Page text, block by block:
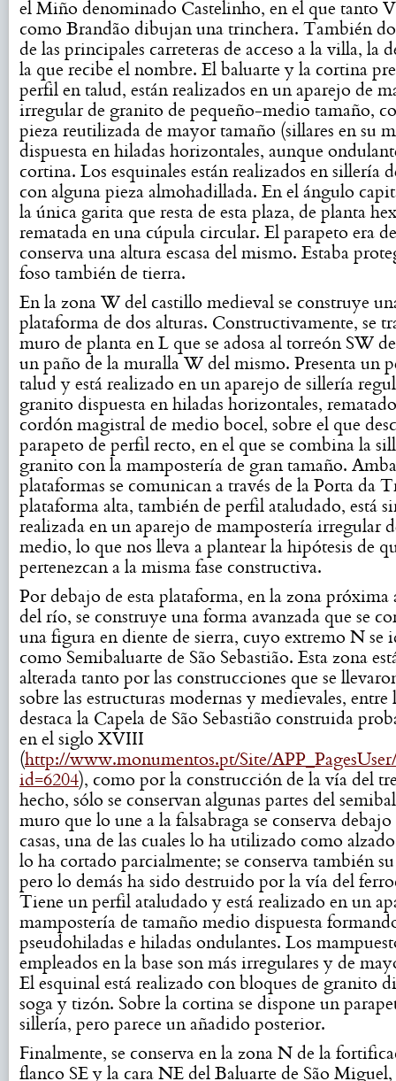
el Miño denominado Castelinho, en el que tanto
como Brandão dibujan una trinchera. También
de las principales carreteras de acceso a la villa, la
la que recibe el nombre. El baluarte y la cortina
perfil en talud, están realizados en un aparejo de
irregular de granito de pequeño-medio tamaño,
pieza reutilizada de mayor tamaño (sillares en su
dispuesta en hiladas horizontales, aunque
cortina. Los esquinales están realizados en sillería
con alguna pieza almohadillada. En el ángulo
la única garita que resta de esta plaza, de planta
rematada en una cúpula circular. El parapeto era
conserva una altura escasa del mismo. Estaba
foso también de tierra.
En la zona W del castillo medieval se construye
plataforma de dos alturas. Constructivamente, se
muro de planta en L que se adosa al torreón SW
un paño de la muralla W del mismo. Presenta un
talud y está realizado en un aparejo de sillería
granito dispuesta en hiladas horizontales,
cordón magistral de medio bocel, sobre el que
parapeto de perfil recto, en el que se combina la
granito con la mampostería de gran tamaño.
plataformas se comunican a través de la Porta da
plataforma alta, también de perfil ataludado, está
realizada en un aparejo de mampostería irregular
medio, lo que nos lleva a plantear la hipótesis de
pertenezcan a la misma fase constructiva.
Por debajo de esta plataforma, en la zona próxima
del río, se construye una forma avanzada que se
una figura en diente de sierra, cuyo extremo N se
como Semibaluarte de São Sebastião. Esta zona
alterada tanto por las construcciones que se
sobre las estructuras modernas y medievales, entre
destaca la Capela de São Sebastião construida
en el siglo XVIII
(http://www.monumentos.pt/Site/
id=6204), como por la construcción de la vía del
hecho, sólo se conservan algunas partes del
muro que lo une a la falsabraga se conserva debajo
casas, una de las cuales lo ha utilizado como
lo ha cortado parcialmente; se conserva también
pero lo demás ha sido destruido por la vía del
Tiene un perfil ataludado y está realizado en un
mampostería de tamaño medio dispuesta
pseudohiladas e hiladas ondulantes. Los
empleados en la base son más irregulares y de
El esquinal está realizado con bloques de granito
soga y tizón. Sobre la cortina se dispone un
sillería, pero parece un añadido posterior.
Finalmente, se conserva en la zona N de la
flanco SE y la cara NE del Baluarte de São Miguel,